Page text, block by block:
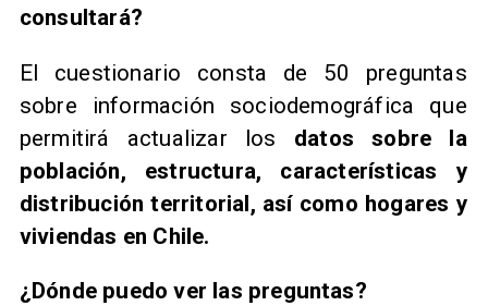
consultará?
El cuestionario consta de 50 preguntas
sobre información sociodemográfica que
permitirá actualizar los datos sobre la
población, estructura, características y
distribución territorial, así como hogares y
viviendas en Chile.
¿Dónde puedo ver las preguntas?